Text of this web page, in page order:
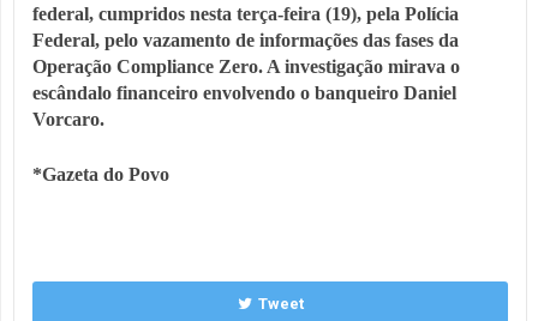
federal, cumpridos nesta terça-feira (19), pela Polícia
Federal, pelo vazamento de informações das fases da
Operação Compliance Zero. A investigação mirava o
escândalo financeiro envolvendo o banqueiro Daniel
Vorcaro.
*Gazeta do Povo
Tweet